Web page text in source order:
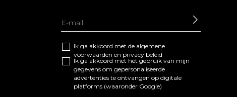
Ik ga akkoord met de algemene
voorwaarden en privacy beleid
Ik ga akkoord met het gebruik van mijn
gegevens om gepersonaliseerde
advertenties te ontvangen op digitale
platforms (waaronder Google)